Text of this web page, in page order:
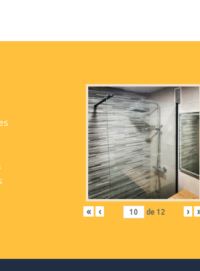
« ‹ de 12 ›